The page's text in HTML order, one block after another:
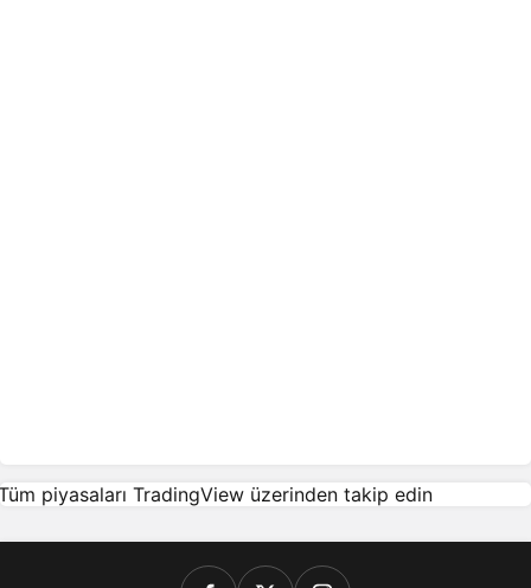
piyasaları TradingView üzerinden takip edin